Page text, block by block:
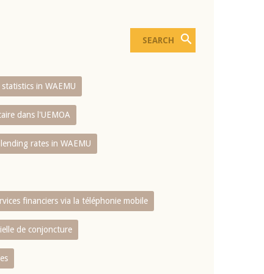
in WAEMU
dans l'UEMOA
rates in WAEMU
financiers via la téléphonie mobile
de conjoncture